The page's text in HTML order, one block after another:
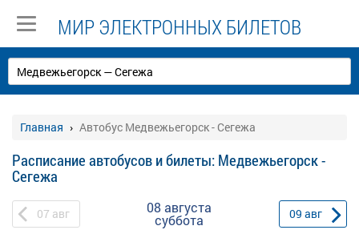
МИР ЭЛЕКТРОННЫХ БИЛЕТОВ
Главная Автобус Медвежьегорск - Сегежа
Расписание автобусов и билеты: Медвежьегорск -
Сегежа
07 авг 08 августа
суббота 09 авг